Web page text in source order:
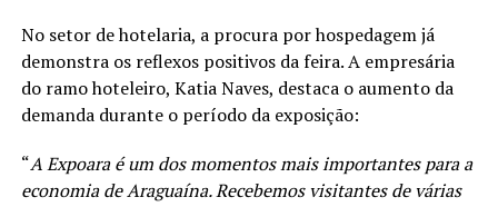
No setor de hotelaria, a procura por hospedagem já
demonstra os reflexos positivos da feira. A empresária
do ramo hoteleiro, Katia Naves, destaca o aumento da
demanda durante o período da exposição:
“A Expoara é um dos momentos mais importantes para a
economia de Araguaína. Recebemos visitantes de várias